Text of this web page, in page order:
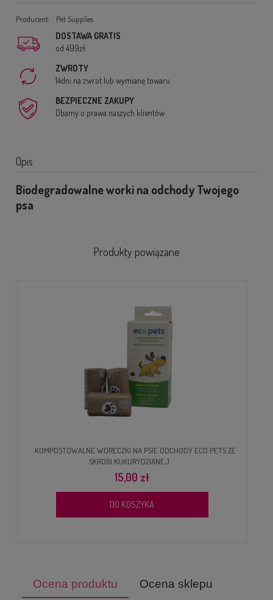
Producent: Pet Supplies
DOSTAWA GRATIS
od 499zł
ZWROTY
14dni na zwrot lub wymianę towaru
BEZPIECZNE ZAKUPY
Dbamy o prawa naszych klientów
Opis
Biodegradowalne worki na odchody Twojego
psa
Produkty powiązane
KOMPOSTOWALNE WORECZKI NA PSIE ODCHODY ECO PETS ZE
SKROBI KUKURYDZIANEJ
15,00 zł
DO KOSZYKA
Ocena produktu Ocena sklepu